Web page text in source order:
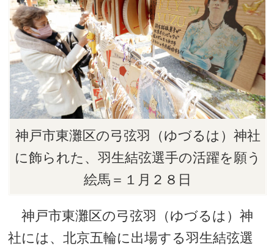
神戸市東灘区の弓弦羽（ゆづるは）神社
に飾られた、羽生結弦選手の活躍を願う
絵馬＝１月２８日
神戸市東灘区の弓弦羽（ゆづるは）神
社には、北京五輪に出場する羽生結弦選